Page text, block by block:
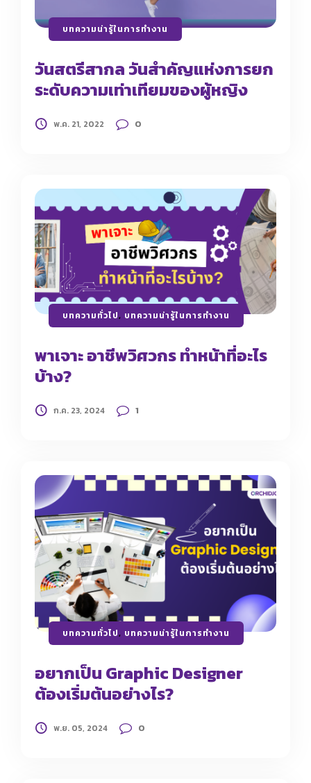
บทความน่ารู้ในการทำงาน
วันสตรีสากล วันสำคัญแห่งการยก
ระดับความเท่าเทียมของผู้หญิง
พ.ค. 21, 2022 0
บทความทั่วไป, บทความน่ารู้ในการทำงาน
พาเจาะ อาชีพวิศวกร ทำหน้าที่อะไร
บ้าง?
ก.ค. 23, 2024 1
บทความทั่วไป, บทความน่ารู้ในการทำงาน
อยากเป็น Graphic Designer
ต้องเริ่มต้นอย่างไร?
พ.ย. 05, 2024 0